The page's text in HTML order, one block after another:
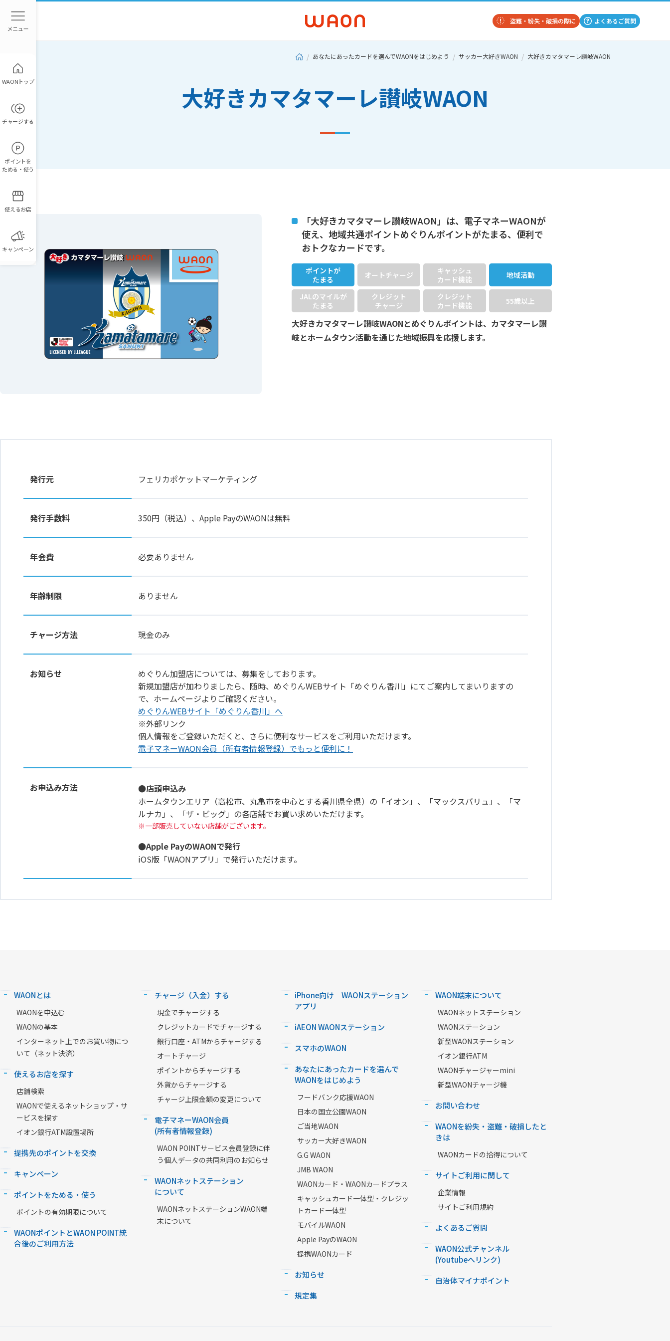
WAONトップ
チャージする
ポイントを
ためる・使う
使えるお店
キャンペーン
盗難・紛失・破損の際に よくあるご質問
あなたにあったカードを選んでWAONをはじめよう サッカー大好きWAON 大好きカマタマーレ讃岐WAON
大好きカマタマーレ讃岐WAON
「大好きカマタマーレ讃岐WAON」は、電子マネーWAONが
使え、地域共通ポイントめぐりんポイントがたまる、便利で
おトクなカードです。
ポイントが
たまる
オートチャージ
キャッシュ
カード機能
地域活動
JALのマイルが
たまる
クレジット
チャージ
クレジット
カード機能
55歳以上
大好きカマタマーレ讃岐WAONとめぐりんポイントは、カマタマーレ讃
岐とホームタウン活動を通じた地域振興を応援します。
発行元 フェリカポケットマーケティング
発行手数料 350円（税込）、Apple PayのWAONは無料
年会費 必要ありません
年齢制限 ありません
チャージ方法 現金のみ
お知らせ
めぐりん加盟店については、募集をしております。
新規加盟店が加わりましたら、随時、めぐりんWEBサイト「めぐりん香川」にてご案内してまいりますの
で、ホームページよりご確認ください。
めぐりんWEBサイト「めぐりん香川」へ
※外部リンク
個人情報をご登録いただくと、さらに便利なサービスをご利用いただけます。
電子マネーWAON会員（所有者情報登録）でもっと便利に！
お申込み方法
●店頭申込み
ホームタウンエリア（高松市、丸亀市を中心とする香川県全県）の「イオン」、「マックスバリュ」、「マ
ルナカ」、「ザ・ビッグ」の各店舗でお買い求めいただけます。
一部販売していない店舗がございます。
●Apple PayのWAONで発行
iOS版「WAONアプリ」で発行いただけます。
WAONとは
WAONを申込む
WAONの基本
インターネット上でのお買い物につ
いて（ネット決済）
使えるお店を探す
店舗検索
WAONで使えるネットショップ・サ
ービスを探す
イオン銀行ATM設置場所
提携先のポイントを交換
キャンペーン
ポイントをためる・使う
ポイントの有効期限について
WAONポイントとWAON POINT統
合後のご利用方法
チャージ（入金）する
現金でチャージする
クレジットカードでチャージする
銀行口座・ATMからチャージする
オートチャージ
ポイントからチャージする
外貨からチャージする
チャージ上限金額の変更について
電子マネーWAON会員
(所有者情報登録)
WAON POINTサービス会員登録に伴
う個人データの共同利用のお知らせ
WAONネットステーション
について
WAONネットステーションWAON端
末について
iPhone向け WAONステーション
アプリ
iAEON WAONステーション
スマホのWAON
あなたにあったカードを選んで
WAONをはじめよう
フードバンク応援WAON
日本の国立公園WAON
ご当地WAON
サッカー大好きWAON
G.G WAON
JMB WAON
WAONカード・WAONカードプラス
キャッシュカード一体型・クレジッ
トカード一体型
モバイルWAON
Apple PayのWAON
提携WAONカード
お知らせ
規定集
WAON端末について
WAONネットステーション
WAONステーション
新型WAONステーション
イオン銀行ATM
WAONチャージャーmini
新型WAONチャージ機
お問い合わせ
WAONを紛失・盗難・破損したと
きは
WAONカードの拾得について
サイトご利用に関して
企業情報
サイトご利用規約
よくあるご質問
WAON公式チャンネル
(Youtubeへリンク)
自治体マイナポイント